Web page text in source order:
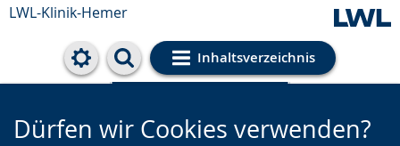
LWL-Klinik-Hemer
Inhaltsverzeichnis
Cookie-Einstellungen
Dürfen wir Cookies verwenden?